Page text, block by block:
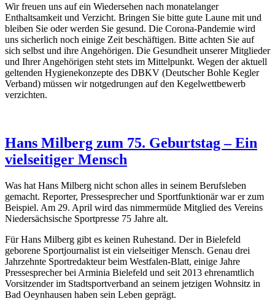
Wir freuen uns auf ein Wiedersehen nach monatelanger
Enthaltsamkeit und Verzicht. Bringen Sie bitte gute Laune mit und
bleiben Sie oder werden Sie gesund. Die Corona-Pandemie wird
uns sicherlich noch einige Zeit beschäftigen. Bitte achten Sie auf
sich selbst und ihre Angehörigen. Die Gesundheit unserer Mitglieder
und Ihrer Angehörigen steht stets im Mittelpunkt. Wegen der aktuell
geltenden Hygienekonzepte des DBKV (Deutscher Bohle Kegler
Verband) müssen wir notgedrungen auf den Kegelwettbewerb
verzichten.
Hans Milberg zum 75. Geburtstag – Ein
vielseitiger Mensch
Was hat Hans Milberg nicht schon alles in seinem Berufsleben
gemacht. Reporter, Pressesprecher und Sportfunktionär war er zum
Beispiel. Am 29. April wird das nimmermüde Mitglied des Vereins
Niedersächsische Sportpresse 75 Jahre alt.
Für Hans Milberg gibt es keinen Ruhestand. Der in Bielefeld
geborene Sportjournalist ist ein vielseitiger Mensch. Genau drei
Jahrzehnte Sportredakteur beim Westfalen-Blatt, einige Jahre
Pressesprecher bei Arminia Bielefeld und seit 2013 ehrenamtlich
Vorsitzender im Stadtsportverband an seinem jetzigen Wohnsitz in
Bad Oeynhausen haben sein Leben geprägt.